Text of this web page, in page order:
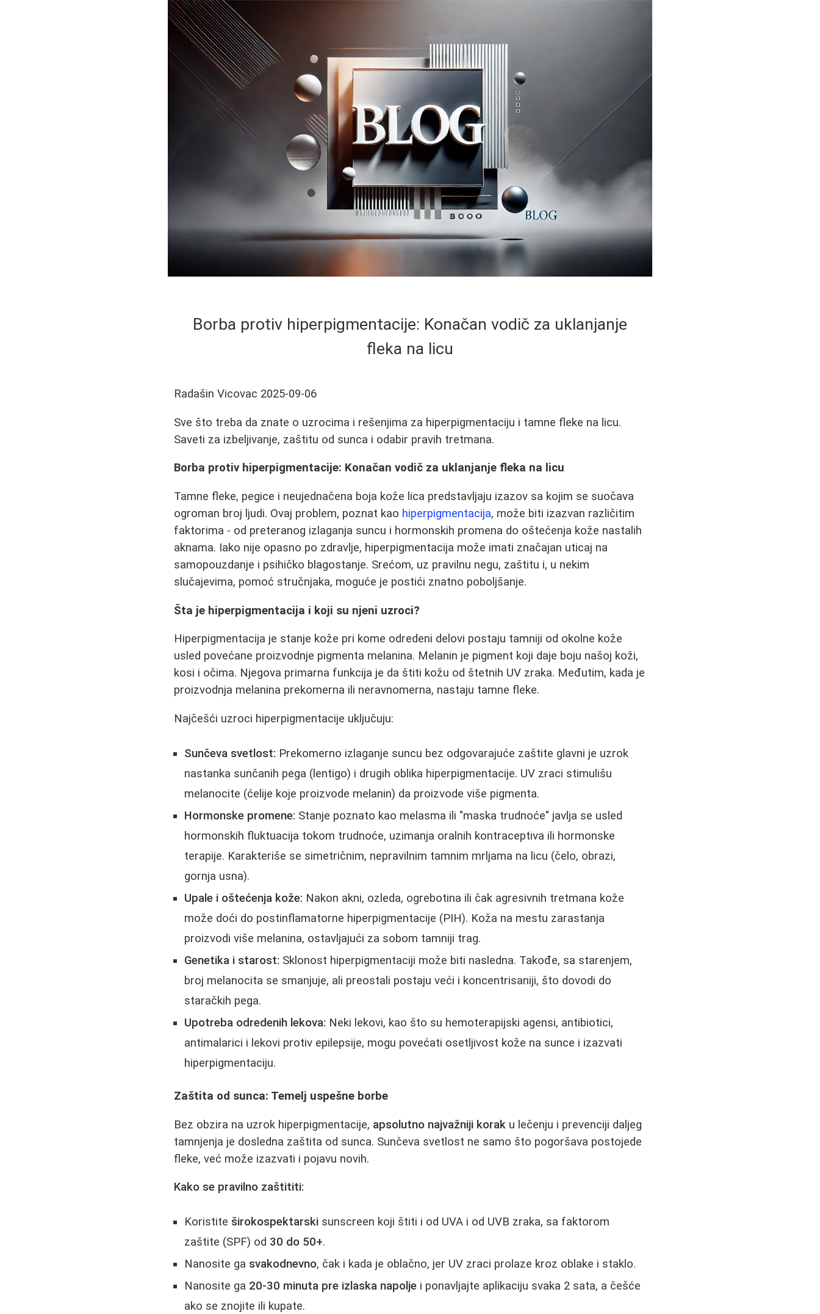
Borba protiv hiperpigmentacije: Konačan vodič za uklanjanje
fleka na licu
Radašin Vicovac 2025-09-06
Sve što treba da znate o uzrocima i rešenjima za hiperpigmentaciju i tamne fleke na licu.
Saveti za izbeljivanje, zaštitu od sunca i odabir pravih tretmana.
Borba protiv hiperpigmentacije: Konačan vodič za uklanjanje fleka na licu
Tamne fleke, pegice i neujednačena boja kože lica predstavljaju izazov sa kojim se suočava
ogroman broj ljudi. Ovaj problem, poznat kao hiperpigmentacija, može biti izazvan različitim
faktorima - od preteranog izlaganja suncu i hormonskih promena do oštećenja kože nastalih
aknama. Iako nije opasno po zdravlje, hiperpigmentacija može imati značajan uticaj na
samopouzdanje i psihičko blagostanje. Srećom, uz pravilnu negu, zaštitu i, u nekim
slučajevima, pomoć stručnjaka, moguće je postići znatno poboljšanje.
Šta je hiperpigmentacija i koji su njeni uzroci?
Hiperpigmentacija je stanje kože pri kome odredeni delovi postaju tamniji od okolne kože
usled povećane proizvodnje pigmenta melanina. Melanin je pigment koji daje boju našoj koži,
kosi i očima. Njegova primarna funkcija je da štiti kožu od štetnih UV zraka. Međutim, kada je
proizvodnja melanina prekomerna ili neravnomerna, nastaju tamne fleke.
Najčešći uzroci hiperpigmentacije uključuju:
Sunčeva svetlost: Prekomerno izlaganje suncu bez odgovarajuće zaštite glavni je uzrok
nastanka sunčanih pega (lentigo) i drugih oblika hiperpigmentacije. UV zraci stimulišu
melanocite (ćelije koje proizvode melanin) da proizvode više pigmenta.
Hormonske promene: Stanje poznato kao melasma ili "maska trudnoće" javlja se usled
hormonskih fluktuacija tokom trudnoće, uzimanja oralnih kontraceptiva ili hormonske
terapije. Karakteriše se simetričnim, nepravilnim tamnim mrljama na licu (čelo, obrazi,
gornja usna).
Upale i oštećenja kože: Nakon akni, ozleda, ogrebotina ili čak agresivnih tretmana kože
može doći do postinflamatorne hiperpigmentacije (PIH). Koža na mestu zarastanja
proizvodi više melanina, ostavljajući za sobom tamniji trag.
Genetika i starost: Sklonost hiperpigmentaciji može biti nasledna. Takođe, sa starenjem,
broj melanocita se smanjuje, ali preostali postaju veći i koncentrisaniji, što dovodi do
staračkih pega.
Upotreba odredenih lekova: Neki lekovi, kao što su hemoterapijski agensi, antibiotici,
antimalarici i lekovi protiv epilepsije, mogu povećati osetljivost kože na sunce i izazvati
hiperpigmentaciju.
Zaštita od sunca: Temelj uspešne borbe
Bez obzira na uzrok hiperpigmentacije, apsolutno najvažniji korak u lečenju i prevenciji daljeg
tamnjenja je dosledna zaštita od sunca. Sunčeva svetlost ne samo što pogoršava postojede
fleke, već može izazvati i pojavu novih.
Kako se pravilno zaštititi:
Koristite širokospektarski sunscreen koji štiti i od UVA i od UVB zraka, sa faktorom
zaštite (SPF) od 30 do 50+.
Nanosite ga svakodnevno, čak i kada je oblаčno, jer UV zraci prolaze kroz oblake i staklo.
Nanosite ga 20-30 minuta pre izlaska napolje i ponavljajte aplikaciju svaka 2 sata, a češće
ako se znojite ili kupate.